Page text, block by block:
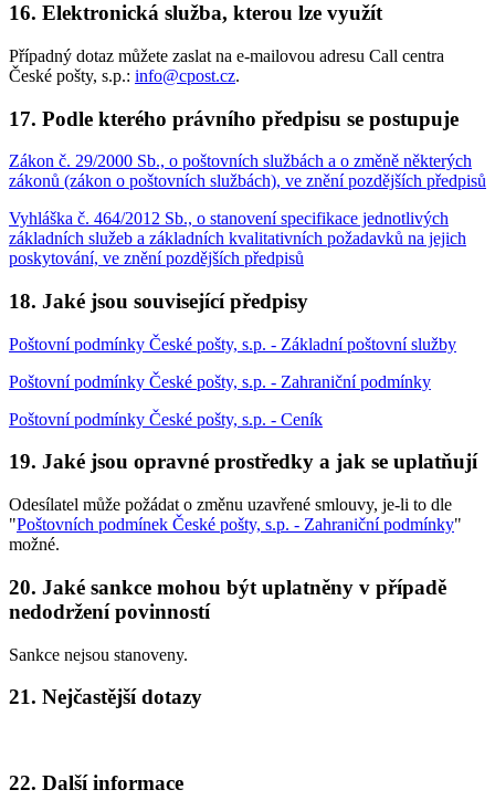
16. Elektronická služba, kterou lze využít
Případný dotaz můžete zaslat na e-mailovou adresu Call centra
České pošty, s.p.: info@cpost.cz.
17. Podle kterého právního předpisu se postupuje
Zákon č. 29/2000 Sb., o poštovních službách a o změně některých
zákonů (zákon o poštovních službách), ve znění pozdějších předpisů
Vyhláška č. 464/2012 Sb., o stanovení specifikace jednotlivých
základních služeb a základních kvalitativních požadavků na jejich
poskytování, ve znění pozdějších předpisů
18. Jaké jsou související předpisy
Poštovní podmínky České pošty, s.p. - Základní poštovní služby
Poštovní podmínky České pošty, s.p. - Zahraniční podmínky
Poštovní podmínky České pošty, s.p. - Ceník
19. Jaké jsou opravné prostředky a jak se uplatňují
Odesílatel může požádat o změnu uzavřené smlouvy, je-li to dle
"Poštovních podmínek České pošty, s.p. - Zahraniční podmínky"
možné.
20. Jaké sankce mohou být uplatněny v případě
nedodržení povinností
Sankce nejsou stanoveny.
21. Nejčastější dotazy
22. Další informace